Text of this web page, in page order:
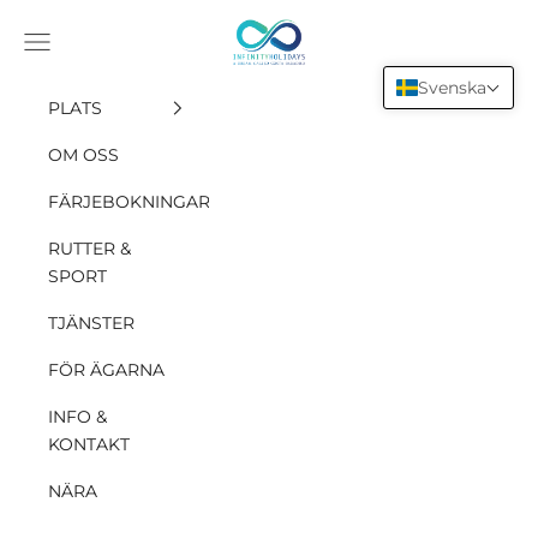
INFINITY HOLIDAYS SAS
Öppna navigationsmenyn
PLATS
OM OSS
FÄRJEBOKNINGAR
RUTTER &
SPORT
TJÄNSTER
FÖR ÄGARNA
INFO &
KONTAKT
NÄRA
Svenska